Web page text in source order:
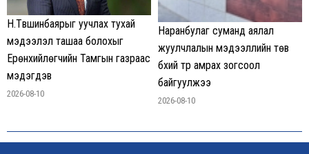
Н.Түвшинбаярыг уучлах тухай
мэдээлэл ташаа болохыг
Ерөнхийлөгчийн Тамгын газраас
мэдэгдэв
2026-08-10
Наранбулаг суманд аялал
жуулчлалын мэдээллийн төв
бүхий түр амрах зогсоол
байгуулжээ
2026-08-10